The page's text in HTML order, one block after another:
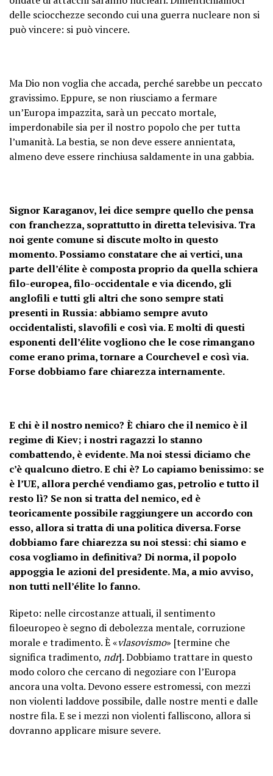
delle sciocchezze secondo cui una guerra nucleare non si
può vincere: si può vincere.
Ma Dio non voglia che accada, perché sarebbe un peccato
gravissimo. Eppure, se non riusciamo a fermare
un’Europa impazzita, sarà un peccato mortale,
imperdonabile sia per il nostro popolo che per tutta
l’umanità. La bestia, se non deve essere annientata,
almeno deve essere rinchiusa saldamente in una gabbia.
Signor Karaganov, lei dice sempre quello che pensa
con franchezza, soprattutto in diretta televisiva. Tra
noi gente comune si discute molto in questo
momento. Possiamo constatare che ai vertici, una
parte dell’élite è composta proprio da quella schiera
filo-europea, filo-occidentale e via dicendo, gli
anglofili e tutti gli altri che sono sempre stati
presenti in Russia: abbiamo sempre avuto
occidentalisti, slavofili e così via. E molti di questi
esponenti dell’élite vogliono che le cose rimangano
come erano prima, tornare a Courchevel e così via.
Forse dobbiamo fare chiarezza internamente.
E chi è il nostro nemico? È chiaro che il nemico è il
regime di Kiev; i nostri ragazzi lo stanno
combattendo, è evidente. Ma noi stessi diciamo che
c’è qualcuno dietro. E chi è? Lo capiamo benissimo: se
è l’UE, allora perché vendiamo gas, petrolio e tutto il
resto lì? Se non si tratta del nemico, ed è
teoricamente possibile raggiungere un accordo con
esso, allora si tratta di una politica diversa. Forse
dobbiamo fare chiarezza su noi stessi: chi siamo e
cosa vogliamo in definitiva? Di norma, il popolo
appoggia le azioni del presidente. Ma, a mio avviso,
non tutti nell’élite lo fanno.
Ripeto: nelle circostanze attuali, il sentimento
filoeuropeo è segno di debolezza mentale, corruzione
morale e tradimento. È «vlasovismo» [termine che
significa tradimento, ndr]. Dobbiamo trattare in questo
modo coloro che cercano di negoziare con l’Europa
ancora una volta. Devono essere estromessi, con mezzi
non violenti laddove possibile, dalle nostre menti e dalle
nostre fila. E se i mezzi non violenti falliscono, allora si
dovranno applicare misure severe.